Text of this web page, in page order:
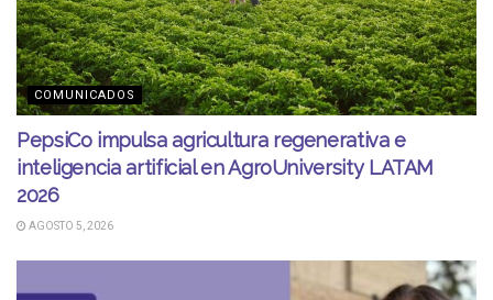
COMUNICADOS
PepsiCo impulsa agricultura regenerativa e
inteligencia artificial en AgroUniversity LATAM
2026
AGOSTO 5, 2026